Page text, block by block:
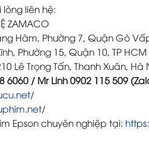
liên hệ:
ZAMACO
Hàm, Phường 7, Quận Gò
Phường 15, Quận 10, TP HCM
Lê Trọng Tấn, Thanh Xuân, Hà
6060 / Mr Linh 0902 115 509
Epson chuyên nghiệp tại: